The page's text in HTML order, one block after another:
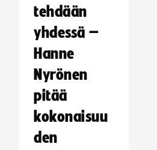
tehdään
yhdessä –
Hanne
Nyrönen
pitää
kokonaisuu
den